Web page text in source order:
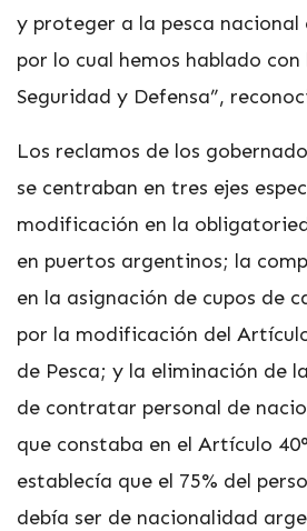
y proteger a la pesca nacional
por lo cual hemos hablado
Seguridad y Defensa”,
Los reclamos de los
se centraban en tres ejes
modificación en la
en puertos argentinos; la
en la asignación de cupos de
por la modificación del
de Pesca; y la eliminación de
de contratar personal de
que constaba en el Artículo
establecía que el 75% del
debía ser de nacionalidad